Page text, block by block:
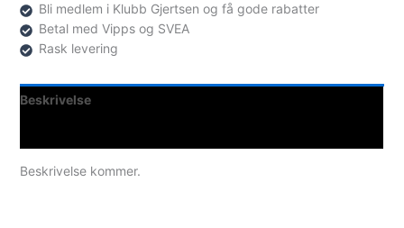
Bli medlem i Klubb Gjertsen og få gode rabatter
Betal med Vipps og SVEA
Rask levering
Beskrivelse
Beskrivelse kommer.